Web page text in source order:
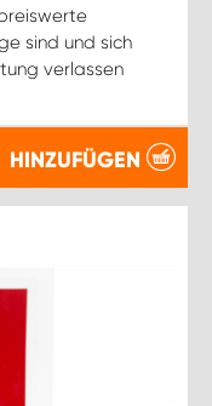
sind und sich
verlassen
HINZUFÜGEN